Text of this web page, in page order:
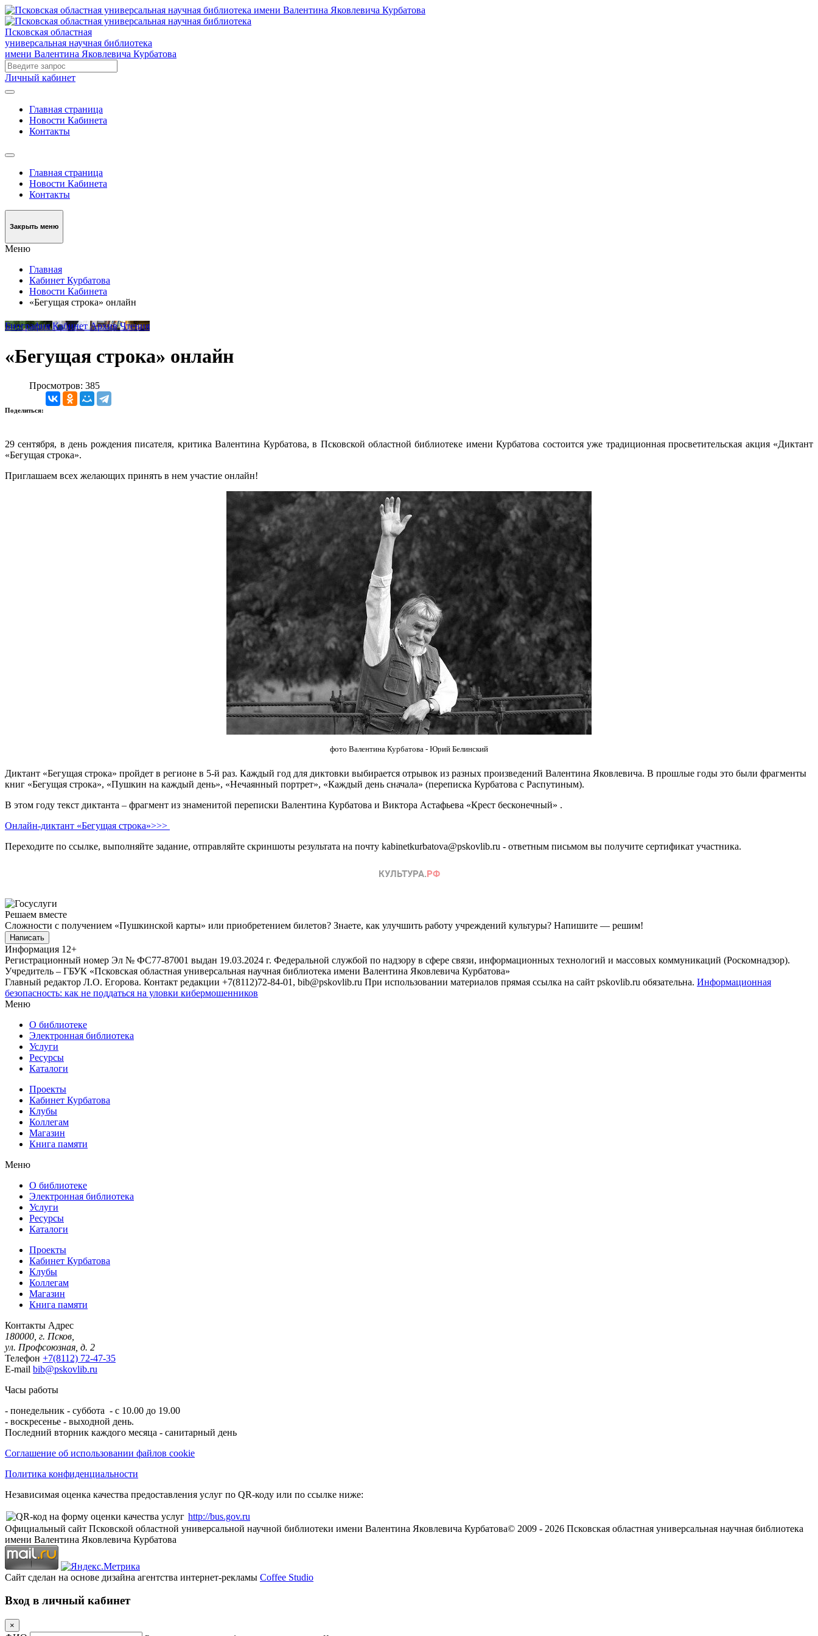
Псковская областная
универсальная научная библиотека
имени Валентина Яковлевича Курбатова
Личный кабинет
Главная страница
Новости Кабинета
Контакты
Главная страница
Новости Кабинета
Контакты
Закрыть меню
Меню
Главная
Кабинет Курбатова
Новости Кабинета
«Бегущая строка» онлайн
БиографияКабинетАрхивЧтения
«Бегущая строка» онлайн
Просмотров: 385
Поделиться:
29 сентября, в день рождения писателя, критика Валентина Курбатова, в Псковской областной библиотеке имени Курбатова состоится уже традиционная просветительская акция «Диктант
«Бегущая строка».
Приглашаем всех желающих принять в нем участие онлайн!
фото Валентина Курбатова - Юрий Белинский
Диктант «Бегущая строка» пройдет в регионе в 5-й раз. Каждый год для диктовки выбирается отрывок из разных произведений Валентина Яковлевича. В прошлые годы это были фрагменты
книг «Бегущая строка», «Пушкин на каждый день», «Нечаянный портрет», «Каждый день сначала» (переписка Курбатова с Распутиным).
В этом году текст диктанта – фрагмент из знаменитой переписки Валентина Курбатова и Виктора Астафьева «Крест бесконечный» .
Онлайн-диктант «Бегущая строка»>>>
Переходите по ссылке, выполняйте задание, отправляйте скриншоты результата на почту kabinetkurbatova@pskovlib.ru - ответным письмом вы получите сертификат участника.
Решаем вместе
Сложности с получением «Пушкинской карты» или приобретением билетов? Знаете, как улучшить работу учреждений культуры? Напишите — решим!
Написать
Информация 12+
Регистрационный номер Эл № ФС77-87001 выдан 19.03.2024 г. Федеральной службой по надзору в сфере связи, информационных технологий и массовых коммуникаций (Роскомнадзор).
Учредитель – ГБУК «Псковская областная универсальная научная библиотека имени Валентина Яковлевича Курбатова»
Главный редактор Л.О. Егорова. Контакт редакции +7(8112)72-84-01, bib@pskovlib.ru При использовании материалов прямая ссылка на сайт pskovlib.ru обязательна. Информационная
безопасность: как не поддаться на уловки кибермошенников
Меню
О библиотеке
Электронная библиотека
Услуги
Ресурсы
Каталоги
Проекты
Кабинет Курбатова
Клубы
Коллегам
Магазин
Книга памяти
Меню
О библиотеке
Электронная библиотека
Услуги
Ресурсы
Каталоги
Проекты
Кабинет Курбатова
Клубы
Коллегам
Магазин
Книга памяти
Контакты Адрес
180000, г. Псков,
ул. Профсоюзная, д. 2
Телефон +7(8112) 72-47-35
E-mail bib@pskovlib.ru
Часы работы
- понедельник - суббота - с 10.00 до 19.00
- воскресенье - выходной день.
Последний вторник каждого месяца - санитарный день
Соглашение об использовании файлов cookie
Политика конфиденциальности
Независимая оценка качества предоставления услуг по QR-коду или по ссылке ниже:
http://bus.gov.ru
Официальный сайт Псковской областной универсальной научной библиотеки имени Валентина Яковлевича Курбатова© 2009 - 2026 Псковская областная универсальная научная библиотека
имени Валентина Яковлевича Курбатова
Сайт сделан на основе дизайна агентства интернет-рекламы Coffee Studio
Вход в личный кабинет
×